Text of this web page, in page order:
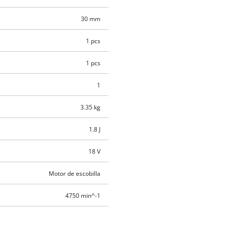
30 mm
1 pcs
1 pcs
1
3.35 kg
1.8 J
18 V
Motor de escobilla
4750 min^-1